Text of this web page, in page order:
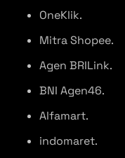
OneKlik.
Mitra Shopee.
Agen BRILink.
BNI Agen46.
Alfamart.
indomaret.